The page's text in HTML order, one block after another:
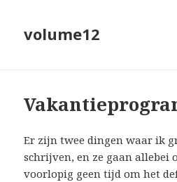
volume12
Er zijn twee dingen waar ik
schrijven, en ze gaan allebei
voorlopig geen tijd om het